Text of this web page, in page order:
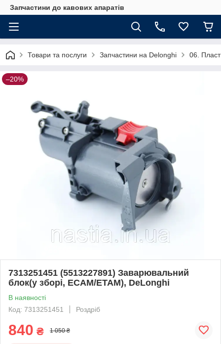
Запчастини до кавових апаратів
Товари та послуги Запчастини на Delonghi 06.
–20%
7313251451 (5513227891) Заварювальний
блок(у зборі, ECAM/ETAM), DeLonghi
В наявності
Код: 7313251451
Роздріб
840 ₴ 1 050 ₴